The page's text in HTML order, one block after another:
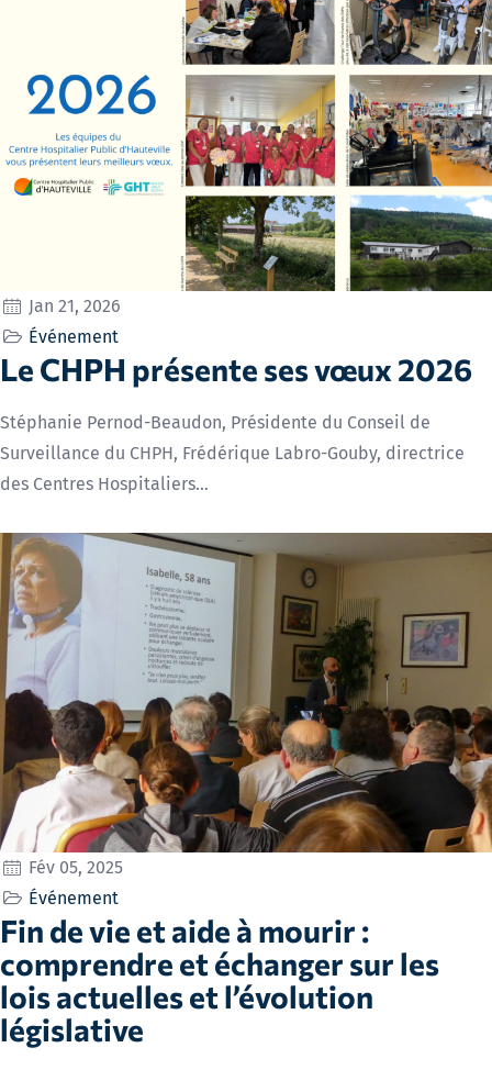
Jan 21, 2026
Événement
Le CHPH présente ses vœux 2026
Stéphanie Pernod-Beaudon, Présidente du Conseil de
Surveillance du CHPH, Frédérique Labro-Gouby, directrice
des Centres Hospitaliers…
Fév 05, 2025
Événement
Fin de vie et aide à mourir :
comprendre et échanger sur les
lois actuelles et l’évolution
législative